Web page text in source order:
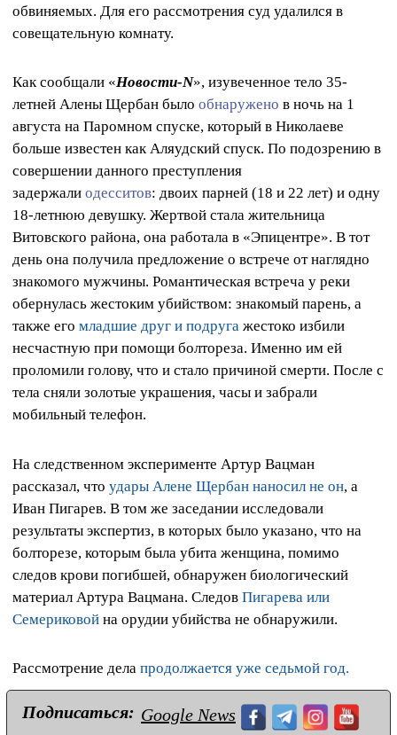
обвиняемых. Для его рассмотрения суд удалился в
совещательную комнату.
Как сообщали «Новости-N», изувеченное тело 35-
летней Алены Щербан было обнаружено в ночь на 1
августа на Паромном спуске, который в Николаеве
больше известен как Аляудский спуск. По подозрению в
совершении данного преступления
задержали одесситов: двоих парней (18 и 22 лет) и одну
18-летнюю девушку. Жертвой стала жительница
Витовского района, она работала в «Эпицентре». В тот
день она получила предложение о встрече от наглядно
знакомого мужчины. Романтическая встреча у реки
обернулась жестоким убийством: знакомый парень, а
также его младшие друг и подруга жестоко избили
несчастную при помощи болтореза. Именно им ей
проломили голову, что и стало причиной смерти. После с
тела сняли золотые украшения, часы и забрали
мобильный телефон.
На следственном эксперименте Артур Вацман
рассказал, что удары Алене Щербан наносил не он, а
Иван Пигарев. В том же заседании исследовали
результаты экспертиз, в которых было указано, что на
болторезе, которым была убита женщина, помимо
следов крови погибшей, обнаружен биологический
материал Артура Вацмана. Следов Пигарева или
Семериковой на орудии убийства не обнаружили.
Рассмотрение дела продолжается уже седьмой год.
Подписаться: Google News